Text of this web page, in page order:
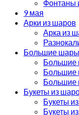
Фонтаны
9 мая
Арки из шаров
Арка из
Большие шары
Большие
Большие
Большие
Букеты из
Букеты
Букеты